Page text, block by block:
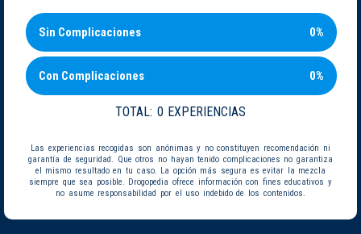
Sin Complicaciones 0%
Con Complicaciones 0%
TOTAL: 0 EXPERIENCIAS
Las experiencias recogidas son anónimas y no constituyen recomendación ni
garantía de seguridad. Que otros no hayan tenido complicaciones no garantiza
el mismo resultado en tu caso. La opción más segura es evitar la mezcla
siempre que sea posible. Drogopedia ofrece información con fines educativos y
no asume responsabilidad por el uso indebido de los contenidos.